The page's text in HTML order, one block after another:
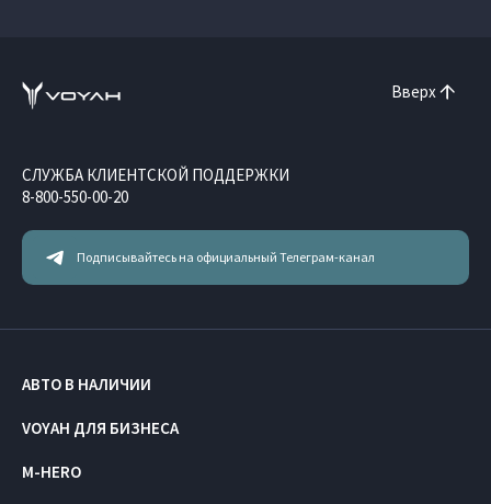
Вверх
Подписывайтесь на официальный Телеграм-канал
СЛУЖБА КЛИЕНТСКОЙ ПОДДЕРЖКИ
8-800-550-00-20
АВТО В НАЛИЧИИ
VOYAH ДЛЯ БИЗНЕСА
M-HERO